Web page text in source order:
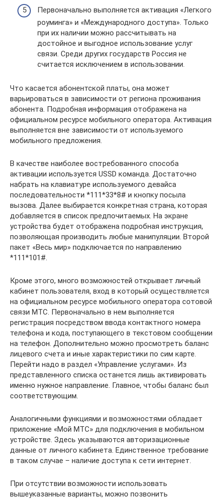
Первоначально выполняется активация «Легкого
роуминга» и «Международного доступа». Только
при их наличии можно рассчитывать на
достойное и выгодное использование услуг
связи. Среди других государств Россия не
считается исключением в использовании.
Что касается абонентской платы, она может
варьироваться в зависимости от региона проживания
абонента. Подробная информация отображена на
официальном ресурсе мобильного оператора. Активация
выполняется вне зависимости от используемого
мобильного предложения.
В качестве наиболее востребованного способа
активации используется USSD команда. Достаточно
набрать на клавиатуре используемого девайса
последовательности *111*33*8# и кнопку посыла
вызова. Далее выбирается конкретная страна, которая
добавляется в список предпочитаемых. На экране
устройства будет отображена подробная инструкция,
позволяющая производить любые манипуляции. Второй
пакет «Весь мир» подключается по направлению
*111*101#.
Кроме этого, много возможностей открывает личный
кабинет пользователя, вход в который осуществляется
на официальном ресурсе мобильного оператора сотовой
связи МТС. Первоначально в нем выполняется
регистрация посредством ввода контактного номера
телефона и кода, поступающего в текстовом сообщении
на телефон. Дополнительно можно просмотреть баланс
лицевого счета и иные характеристики по сим карте.
Перейти надо в раздел «Управление услугами». Из
представленного списка останется лишь активировать
именно нужное направление. Главное, чтобы баланс был
соответствующим.
Аналогичными функциями и возможностями обладает
приложение «Мой МТС» для подключения в мобильном
устройстве. Здесь указываются авторизационные
данные от личного кабинета. Единственное требование
в таком случае – наличие доступа к сети интернет.
При отсутствии возможности использовать
вышеуказанные варианты, можно позвонить